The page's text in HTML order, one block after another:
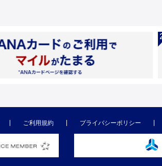
ご利用規約 プライバシーポリシー